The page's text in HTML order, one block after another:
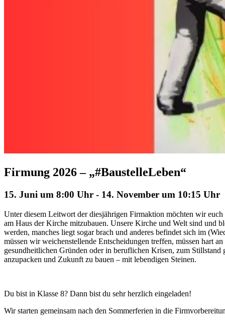
Firmung 2026 – „#BaustelleLeben“
15. Juni um 8:00 Uhr - 14. November um 10:15 Uhr
Unter diesem Leitwort der diesjährigen Firmaktion möchten wir
am Haus der Kirche mitzubauen. Unsere Kirche und Welt sind und
werden, manches liegt sogar brach und anderes befindet sich im
müssen wir weichenstellende Entscheidungen treffen, müssen hart
gesundheitlichen Gründen oder in beruflichen Krisen, zum
anzupacken und Zukunft zu bauen – mit lebendigen Steinen.
Du bist in Klasse 8? Dann bist du sehr herzlich eingeladen!
Wir starten gemeinsam nach den Sommerferien in die